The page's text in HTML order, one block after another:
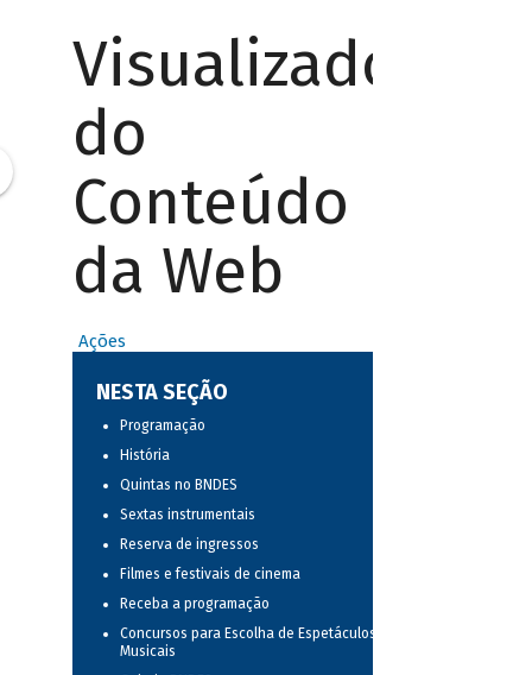
Visualizador
do
Conteúdo
da Web
Ações
NESTA SEÇÃO
Programação
História
Quintas no BNDES
Sextas instrumentais
Reserva de ingressos
Filmes e festivais de cinema
Receba a programação
Concursos para Escolha de Espetáculos
Musicais